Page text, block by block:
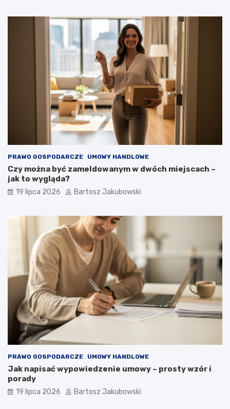
PRAWO GOSPODARCZE UMOWY HANDLOWE
Czy można być zameldowanym w dwóch miejscach –
jak to wygląda?
19 lipca 2026 Bartosz Jakubowski
PRAWO GOSPODARCZE UMOWY HANDLOWE
Jak napisać wypowiedzenie umowy – prosty wzór i
porady
19 lipca 2026 Bartosz Jakubowski